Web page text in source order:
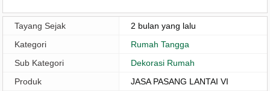
Tayang Sejak
2 bulan yang lalu
Kategori
Rumah Tangga
Sub Kategori
Dekorasi Rumah
Produk
JASA PASANG LANTAI VI